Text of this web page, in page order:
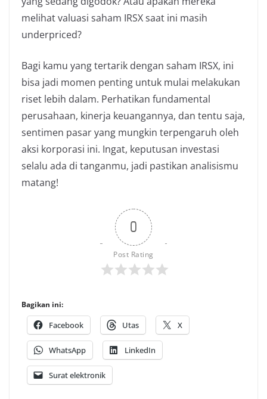
melihat valuasi saham IRSX saat ini masih
underpriced?
Bagi kamu yang tertarik dengan saham IRSX, ini
bisa jadi momen penting untuk mulai melakukan
riset lebih dalam. Perhatikan fundamental
perusahaan, kinerja keuangannya, dan tentu saja,
sentimen pasar yang mungkin terpengaruh oleh
aksi korporasi ini. Ingat, keputusan investasi
selalu ada di tanganmu, jadi pastikan analisismu
matang!
0
Post Rating
Bagikan ini:
Facebook Utas X
WhatsApp LinkedIn
Surat elektronik